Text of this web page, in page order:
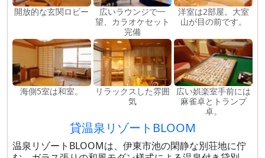
開放的な玄関ロビー
広いラウンジで一
望、カラオケセット
完備
洋室は2部屋。大室
山が目の前です。
海側5室は和室。
リラックスした雰囲
気
広い娯楽室手前には
麻雀卓とトランプ
卓。
貸温泉リゾートBLOOM
温泉リゾートBLOOMは、伊東市池の閑静な別荘地に佇